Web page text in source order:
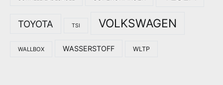
TOYOTA TSI VOLKSWAGEN
WALLBOX WASSERSTOFF WLTP